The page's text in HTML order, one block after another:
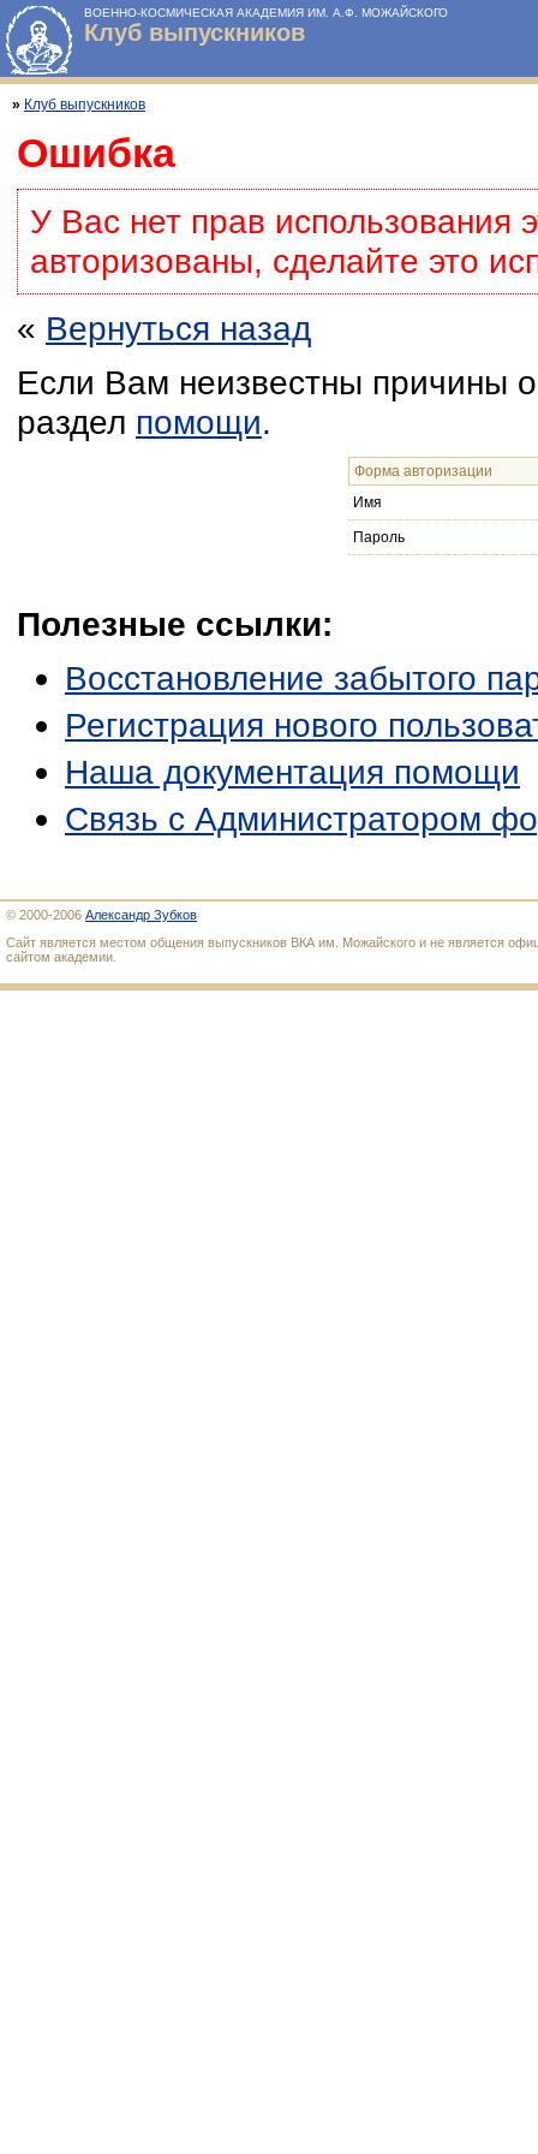
ВОЕННО-КОСМИЧЕСКАЯ АКАДЕМИЯ ИМ. А.Ф. МОЖАЙСКОГО
Клуб выпускников
» Клуб выпускников
Ошибка
У Вас нет прав использования
авторизованы, сделайте это
« Вернуться назад
Если Вам неизвестны причины
раздел помощи.
Форма авторизации
Имя
Пароль
Полезные ссылки:
Восстановление забытого
Регистрация нового
Наша документация помощи
Связь с Администратором
© 2000-2006 Александр Зубков
Сайт является местом общения выпускников ВКА им. Можайского и не является
сайтом академии.